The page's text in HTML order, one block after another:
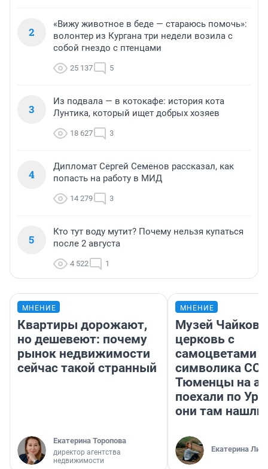
2
«Вижу животное в беде — стараюсь помочь»:
волонтер из Кургана три недели возила с
собой гнездо с птенцами
25 137 5
3
Из подвала — в котокафе: история кота
Лунтика, который ищет добрых хозяев
18 627 3
4
Дипломат Сергей Семенов рассказал, как
попасть на работу в МИД
14 279 3
5
Кто тут воду мутит? Почему нельзя купаться
после 2 августа
4 522 1
МНЕНИЕ
Квартиры дорожают,
но дешевеют: почему
рынок недвижимости
сейчас такой странный
Екатерина Торопова
директор агентства
недвижимости
МНЕНИЕ
Музей
церковь с
самоцветами
символика
Тюменцы на
поехали по
они там нашли
Екатерина